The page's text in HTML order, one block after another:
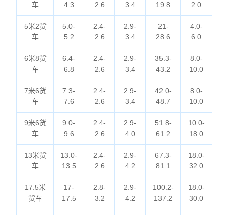
车
4.3
2.6
3.4
19.8
2.0
5米2货
车
5.0-
5.2
2.4-
2.6
2.9-
3.4
21-
28.6
4.0-
6.0
6米8货
车
6.4-
6.8
2.4-
2.6
2.9-
3.4
35.3-
43.2
8.0-
10.0
7米6货
车
7.3-
7.6
2.4-
2.6
2.9-
3.4
42.0-
48.7
8.0-
10.0
9米6货
车
9.0-
9.6
2.4-
2.6
2.9-
4.0
51.8-
61.2
10.0-
18.0
13米货
车
13.0-
13.5
2.4-
2.6
2.9-
4.2
67.3-
81.1
18.0-
32.0
17.5米
货车
17-
17.5
2.8-
3.2
2.9-
4.2
100.2-
137.2
18.0-
30.0